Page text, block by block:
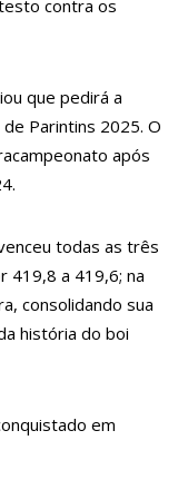
perdido em
direito de uso da terra
Estaduais
do Amazonas tem
Do Amazonas,
CSC
de Manaus com
Enterrar CPI Da
a vacinação em
para toda
contra os
que pedirá a
Parintins 2025. O
após
todas as três
419,8 a 419,6; na
consolidando sua
história do boi
em